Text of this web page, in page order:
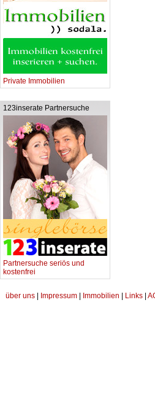
Private Immobilien
123inserate Partnersuche
Partnersuche seriös und
kostenfrei
über uns Impressum Immobilien Links